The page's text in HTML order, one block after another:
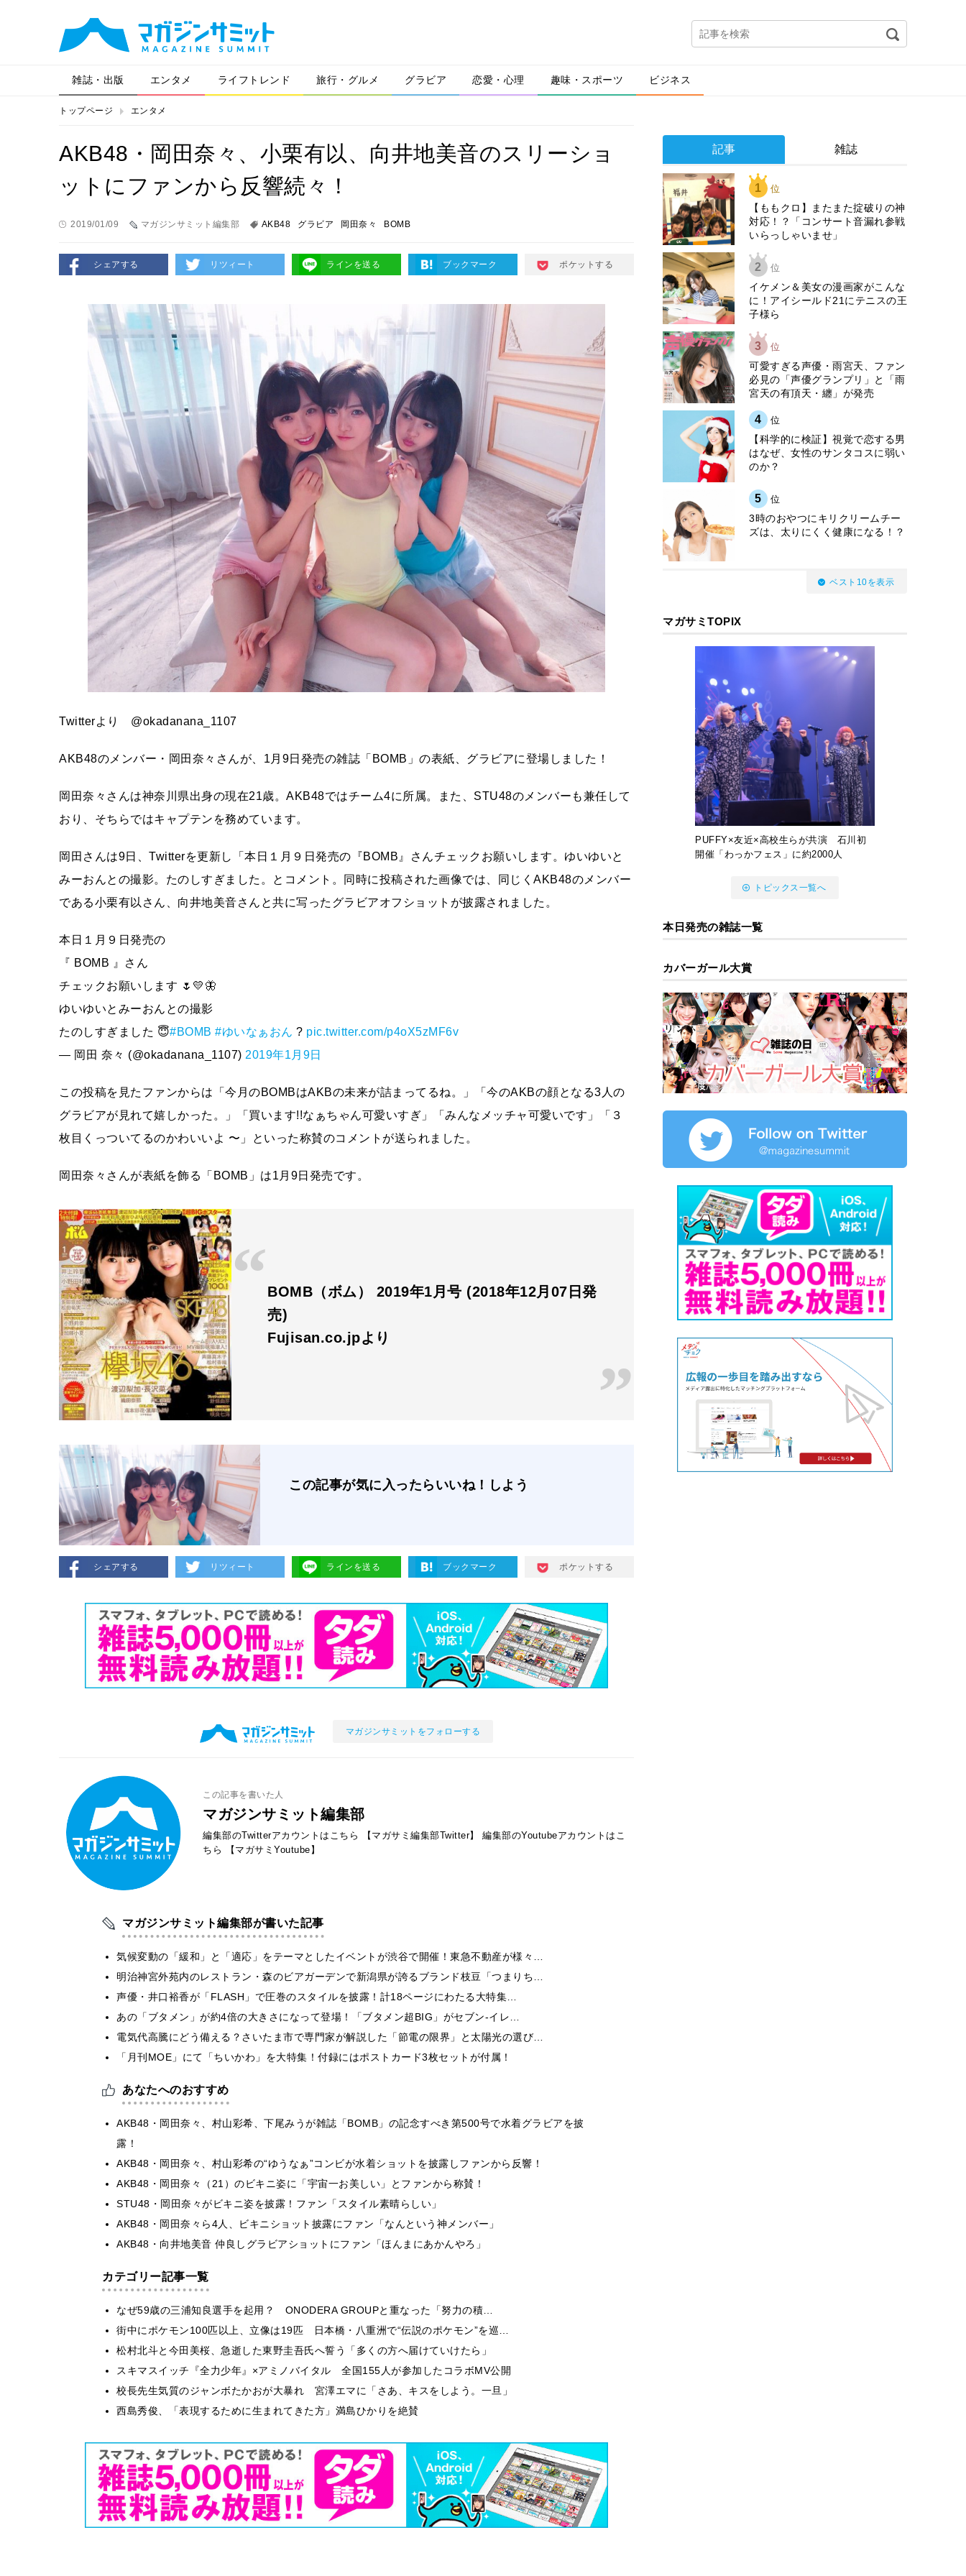
雑誌・出版 エンタメ ライフトレンド 旅行・グルメ グラビア 恋愛・心理 趣味・スポーツ ビジネス
トップページ エンタメ
AKB48・岡田奈々、小栗有以、向井地美音のスリーショ
ットにファンから反響続々！
2019/01/09 マガジンサミット編集部 AKB48 グラビア 岡田奈々 BOMB
シェアする リツィート ラインを送る ブックマーク ポケットする
Twitterより @okadanana_1107
AKB48のメンバー・岡田奈々さんが、1月9日発売の雑誌「BOMB」の表紙、グラビアに登場しました！
岡田奈々さんは神奈川県出身の現在21歳。AKB48ではチーム4に所属。また、STU48のメンバーも兼任して
おり、そちらではキャプテンを務めています。
岡田さんは9日、Twitterを更新し「本日１月９日発売の『BOMB』さんチェックお願いします。ゆいゆいと
みーおんとの撮影。たのしすぎました。とコメント。同時に投稿された画像では、同じくAKB48のメンバー
である小栗有以さん、向井地美音さんと共に写ったグラビアオフショットが披露されました。
本日１月９日発売の
『 BOMB 』さん
チェックお願いします 🌷💛🦋
ゆいゆいとみーおんとの撮影
たのしすぎました 😇#BOMB #ゆいなぁおん ? pic.twitter.com/p4oX5zMF6v
— 岡田 奈々 (@okadanana_1107) 2019年1月9日
この投稿を見たファンからは「今月のBOMBはAKBの未来が詰まってるね。」「今のAKBの顔となる3人の
グラビアが見れて嬉しかった。」「買います!!なぁちゃん可愛いすぎ」「みんなメッチャ可愛いです」「３
枚目くっついてるのかわいいよ 〜」といった称賛のコメントが送られました。
岡田奈々さんが表紙を飾る「BOMB」は1月9日発売です。
BOMB（ボム） 2019年1月号 (2018年12月07日発
売)
Fujisan.co.jpより
この記事が気に入ったらいいね！しよう
シェアする リツィート ラインを送る ブックマーク ポケットする
マガジンサミットをフォローする
この記事を書いた人
マガジンサミット編集部
編集部のTwitterアカウントはこちら 【マガサミ編集部Twitter】
編集部のYoutubeアカウントはこ
ちら
【マガサミYoutube】
マガジンサミット編集部が書いた記事
気候変動の「緩和」と「適応」をテーマとしたイベントが渋谷で開催！東急不動産が様々…
明治神宮外苑内のレストラン・森のビアガーデンで新潟県が誇るブランド枝豆「つまりち…
声優・井口裕香が「FLASH」で圧巻のスタイルを披露！計18ページにわたる大特集…
あの「ブタメン」が約4倍の大きさになって登場！「ブタメン超BIG」がセブン‐イレ…
電気代高騰にどう備える？さいたま市で専門家が解説した「節電の限界」と太陽光の選び…
「月刊MOE」にて「ちいかわ」を大特集！付録にはポストカード3枚セットが付属！
あなたへのおすすめ
AKB48・岡田奈々、村山彩希、下尾みうが雑誌「BOMB」の記念すべき第500号で水着グラビアを披
露！
AKB48・岡田奈々、村山彩希の“ゆうなぁ”コンビが水着ショットを披露しファンから反響！
AKB48・岡田奈々（21）のビキニ姿に「宇宙一お美しい」とファンから称賛！
STU48・岡田奈々がビキニ姿を披露！ファン「スタイル素晴らしい」
AKB48・岡田奈々ら4人、ビキニショット披露にファン「なんという神メンバー」
AKB48・向井地美音 仲良しグラビアショットにファン「ほんまにあかんやろ」
カテゴリー記事一覧
なぜ59歳の三浦知良選手を起用？ ONODERA GROUPと重なった「努力の積…
街中にポケモン100匹以上、立像は19匹 日本橋・八重洲で“伝説のポケモン”を巡…
松村北斗と今田美桜、急逝した東野圭吾氏へ誓う「多くの方へ届けていけたら」
スキマスイッチ『全力少年』×アミノバイタル 全国155人が参加したコラボMV公開
校長先生気質のジャンボたかおが大暴れ 宮澤エマに「さあ、キスをしよう。一旦」
西島秀俊、「表現するために生まれてきた方」満島ひかりを絶賛
記事 雑誌
1 位
【ももクロ】またまた掟破りの神
対応！？「コンサート音漏れ参戦
いらっしゃいませ」
2 位
イケメン＆美女の漫画家がこんな
に！アイシールド21にテニスの王
子様ら
3 位
可愛すぎる声優・雨宮天、ファン
必見の「声優グランプリ」と「雨
宮天の有頂天・纏」が発売
4 位
【科学的に検証】視覚で恋する男
はなぜ、女性のサンタコスに弱い
のか？
5 位
3時のおやつにキリクリームチー
ズは、太りにくく健康になる！？
ベスト10を表示
マガサミTOPIX
PUFFY×友近×高校生らが共演 石川初
開催「わっかフェス」に約2000人
トピックス一覧へ
本日発売の雑誌一覧
カバーガール大賞